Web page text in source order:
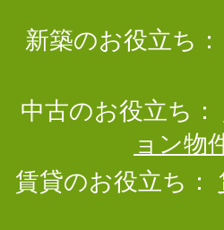
新築のお役立ち：
中古のお役立ち：
ョン物
賃貸のお役立ち：